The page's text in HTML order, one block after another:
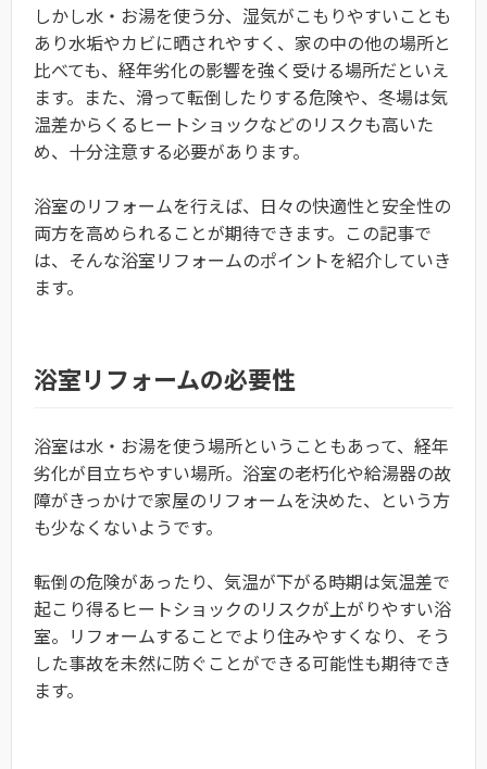
しかし水・お湯を使う分、湿気がこもりやすいことも
あり水垢やカビに晒されやすく、家の中の他の場所と
比べても、経年劣化の影響を強く受ける場所だといえ
ます。また、滑って転倒したりする危険や、冬場は気
温差からくるヒートショックなどのリスクも高いた
め、十分注意する必要があります。
浴室のリフォームを行えば、日々の快適性と安全性の
両方を高められることが期待できます。この記事で
は、そんな浴室リフォームのポイントを紹介していき
ます。
​浴室リフォームの必要性
浴室は水・お湯を使う場所ということもあって、経年
劣化が目立ちやすい場所。浴室の老朽化や給湯器の故
障がきっかけで家屋のリフォームを決めた、という方
も少なくないようです。
転倒の危険があったり、気温が下がる時期は気温差で
起こり得るヒートショックのリスクが上がりやすい浴
室。リフォームすることでより住みやすくなり、そう
した事故を未然に防ぐことができる可能性も期待でき
ます。